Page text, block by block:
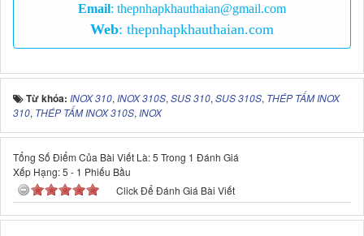
Email: thepnhapkhauthaian@gmail.com
Web: thepnhapkhauthaian.com
Từ khóa: INOX 310, INOX 310S, SUS 310, SUS 310S, THÉP TẤM INOX
310, THÉP TẤM INOX 310S, INOX
Tổng Số Điểm Của Bài Viết Là: 5 Trong 1 Đánh Giá
Xếp Hạng:5 - 1 Phiếu Bầu
Click Để Đánh Giá Bài Viết